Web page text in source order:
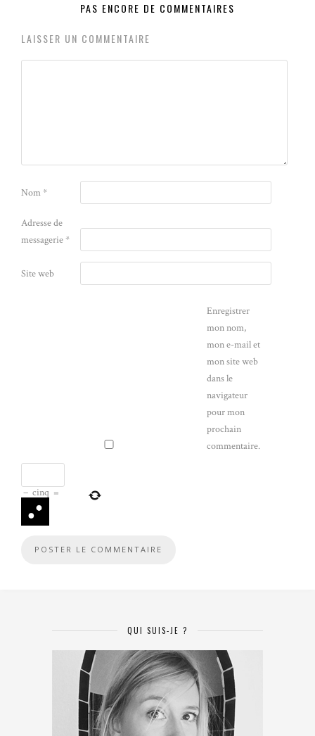
PAS ENCORE DE COMMENTAIRES
LAISSER UN COMMENTAIRE
Nom*
Adresse de
messagerie*
Site web
Enregistrer
mon nom,
mon e-mail et
mon site web
dans le
navigateur
pour mon
prochain
commentaire.
− cinq =
QUI SUIS-JE ?